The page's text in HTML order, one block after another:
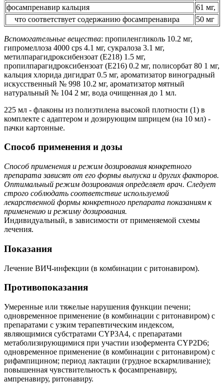
фосампренавир кальция
61 мг,
что соответствует содержанию фосампренавира
50 мг
Вспомогательные вещества: пропиленгликоль 10.2 мг,
гипромеллоза 4000 cps 4.1 мг, сукралоза 3.1 мг,
метилпарагидроксибензоат (Е218) 1.5 мг,
пропилпарагидроксибензоат (Е216) 0.2 мг, полисорбат 80 1 мг,
кальция хлорида дигидрат 0.5 мг, ароматизатор виноградный
искусственный № 998 10.2 мг, ароматизатор мятный
натуральный № 104 2 мг, вода очищенная до 1 мл.
225 мл - флаконы из полиэтилена высокой плотности (1) в
комплекте с адаптером и дозирующим шприцем (на 10 мл) -
пачки картонные.
Способ применения и дозы
Способ применения и режим дозирования конкретного
препарата зависят от его формы выпуска и других факторов.
Оптимальный режим дозирования определяет врач. Следует
строго соблюдать соответствие используемой
лекарственной формы конкретного препарата показаниям к
применению и режиму дозирования.
Индивидуальный, в зависимости от применяемой схемы
лечения.
Показания
Лечение ВИЧ-инфекции (в комбинации с ритонавиром).
Противопоказания
Умеренные или тяжелые нарушения функции печени;
одновременное применение (в комбинации с ритонавиром) с
препаратами с узким терапевтическим индексом,
являющимися субстратами CYP3A4, с препаратами
метаболизирующимися при участии изофермента CYP2D6;
одновременное применение (в комбинации с ритонавиром) с
рифампицином; период лактации (грудное вскармливание);
повышенная чувствительность к фосампренавиру,
ампренавиру, ритонавиру.